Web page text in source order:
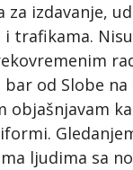
za izdavanje,
i trafikama.
od Slobe na
objašnjavam
ljudima sa